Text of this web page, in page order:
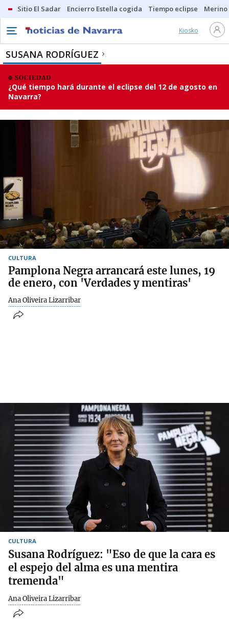
Sitio El Sadar Encierro Estella cogida Tiempo eclipse
Kiosko
SUSANA RODRÍGUEZ
SOCIEDAD
¿Qué tiempo hará durante el eclipse del 12 de agosto en
Navarra?
CULTURA
Pamplona Negra arrancará este lunes, 19
de enero, con 'Verdades y mentiras'
Ana Oliveira Lizarribar
CULTURA
Susana Rodríguez: "Eso de que la cara es
el espejo del alma es una mentira
tremenda"
Ana Oliveira Lizarribar